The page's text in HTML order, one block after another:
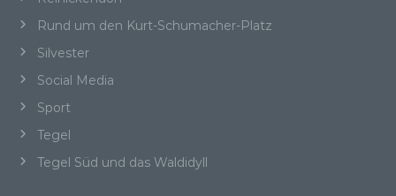
Rund um den Kurt-Schumacher-Platz
Silvester
Social Media
Sport
Tegel
Tegel Süd und das Waldidyll
automatisierter Verfahren ausgeführte Vorgang
Zusammenhang mit personenbezogenen Daten
wie das Erheben, das Erfassen, die
Anpassung oder Veränderung, das Auslesen,
das Abfragen, die Verwendung, die Offenlegung
andere Form der Bereitstellung, den Abgleich